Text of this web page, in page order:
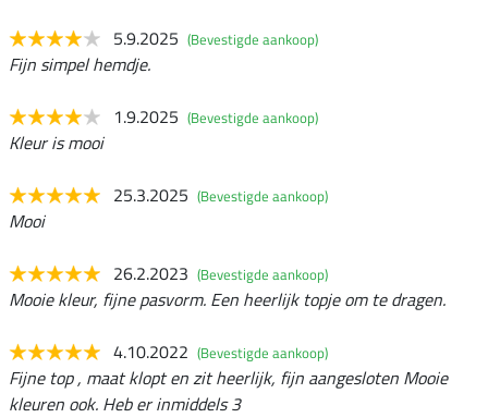
5.9.2025 (Bevestigde aankoop)
Fijn simpel hemdje.
1.9.2025 (Bevestigde aankoop)
Kleur is mooi
25.3.2025 (Bevestigde aankoop)
Mooi
26.2.2023 (Bevestigde aankoop)
Mooie kleur, fijne pasvorm. Een heerlijk topje om te dragen.
4.10.2022 (Bevestigde aankoop)
Fijne top , maat klopt en zit heerlijk, fijn aangesloten Mooie
kleuren ook. Heb er inmiddels 3